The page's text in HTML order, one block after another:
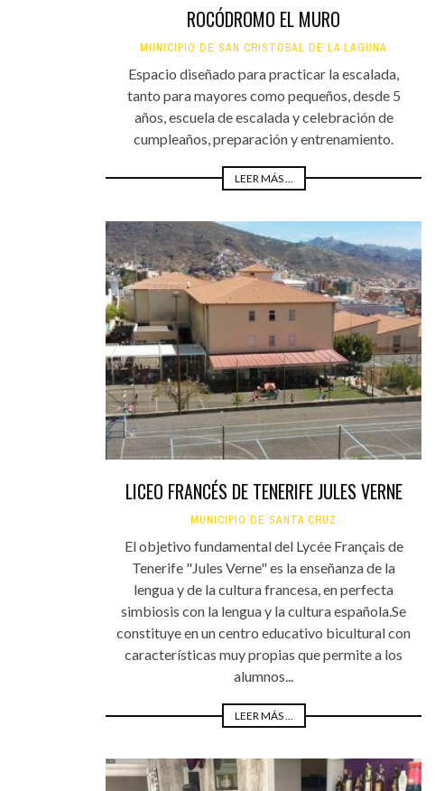
ROCÓDROMO EL MURO
MUNICIPIO DE SAN CRISTÓBAL DE LA LAGUNA
Espacio diseñado para practicar la escalada,
tanto para mayores como pequeños, desde 5
años, escuela de escalada y celebración de
cumpleaños, preparación y entrenamiento.
LEER MÁS ...
LICEO FRANCÉS DE TENERIFE JULES VERNE
MUNICIPIO DE SANTA CRUZ
El objetivo fundamental del Lycée Français de
Tenerife "Jules Verne" es la enseñanza de la
lengua y de la cultura francesa, en perfecta
simbiosis con la lengua y la cultura española.Se
constituye en un centro educativo bicultural con
características muy propias que permite a los
alumnos...
LEER MÁS ...